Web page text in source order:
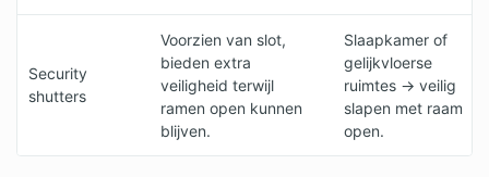
Security
shutters
Voorzien van slot,
bieden extra
veiligheid terwijl
ramen open kunnen
blijven.
Slaapkamer of
gelijkvloerse
ruimtes -> veilig
slapen met raam
open.